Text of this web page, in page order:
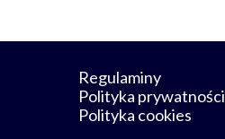
Regulaminy
Polityka prywatności
Polityka cookies